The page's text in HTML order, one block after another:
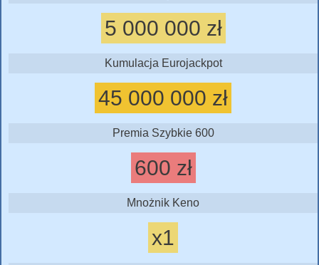
5 000 000 zł
Kumulacja Eurojackpot
45 000 000 zł
Premia Szybkie 600
600 zł
Mnożnik Keno
x1